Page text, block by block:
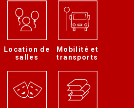
Location de
salles
Mobilité et
transports